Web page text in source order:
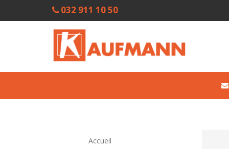
032 911 10 50
Accueil